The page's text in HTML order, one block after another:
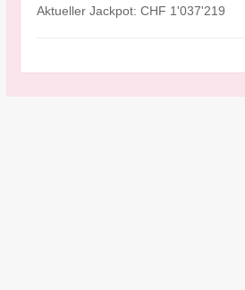
Aktueller Jackpot: CHF 1'037'219